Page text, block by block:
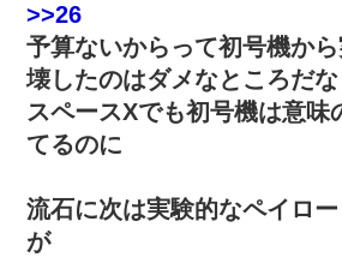
>>26
予算ないからって初号機か
壊したのはダメなところだな
スペースXでも初号機は意味
てるのに
流石に次は実験的なペイロ
が